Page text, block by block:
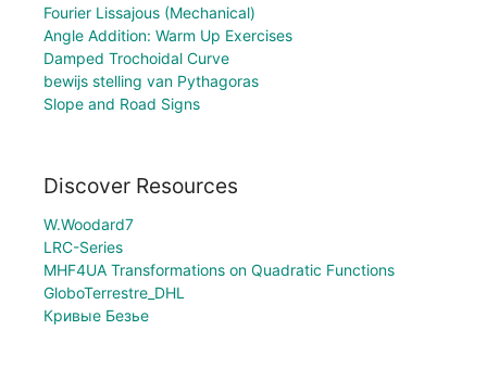
Fourier Lissajous (Mechanical)
Angle Addition: Warm Up Exercises
Damped Trochoidal Curve
bewijs stelling van Pythagoras
Slope and Road Signs
Discover Resources
W.Woodard7
LRC-Series
MHF4UA Transformations on Quadratic Functions
GloboTerrestre_DHL
Кривые Безье